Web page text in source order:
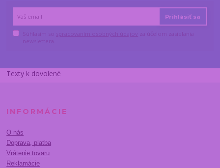
Prihlásiť sa
Texty k dovolené
INFORMÁCIE
O nás
Doprava, platba
Vrátenie tovaru
Reklamácie